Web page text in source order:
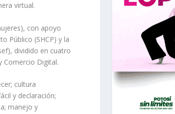
virtual.
con apoyo
Público (SHCP) y la
dividido en cuatro
Comercio Digital.
cultura
y declaración;
manejo y